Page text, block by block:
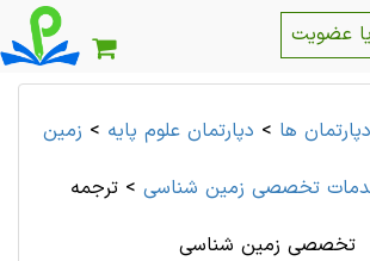
دپارتمان ها > دپارتمان علوم پايه > زمین
تخصصی زمین شناسی > ترجمه
تخصصی زمین شناسی